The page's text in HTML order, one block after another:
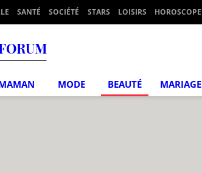
SANTÉ SOCIÉTÉ STARS LOISIRS HOROSCOPE
MODE BEAUTÉ MARIAGE